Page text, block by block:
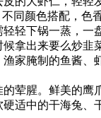
颜色搭配，色
轻下锅一蒸，
拿出来要么炒韭
家腌制的鱼酱
荤腥。鲜美的鹰
中的干海兔、